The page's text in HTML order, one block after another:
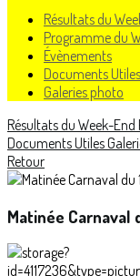
Résultats du
Programme du
Évènements
Documents Utiles
Galeries photo
Résultats du Week-End
Documents Utiles
Retour
Matinée Carnaval